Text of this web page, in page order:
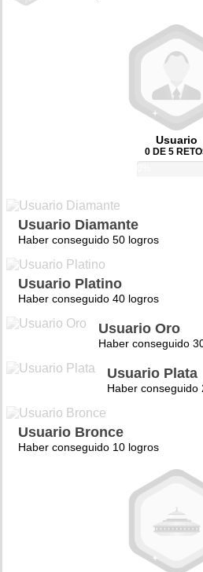
Usuario
0 DE 5
Usuario Diamante
Haber conseguido 50 logros
Usuario Platino
Haber conseguido 40 logros
Usuario Oro
Haber conseguido
Usuario Plata
Haber conseguido
Usuario Bronce
Haber conseguido 10 logros